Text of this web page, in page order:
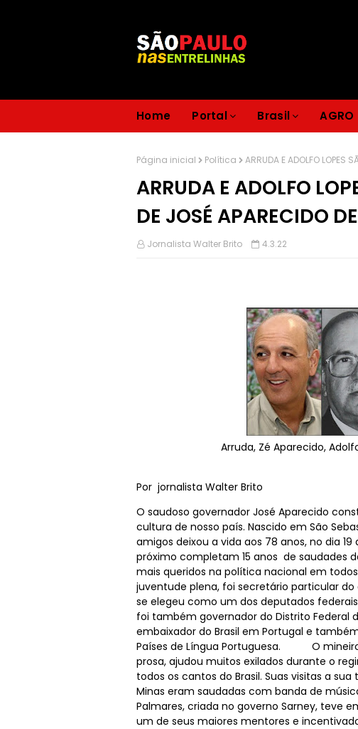
Home Portal Brasil AGRO
Página inicial Política ARRUDA E ADOLFO LOPES
ARRUDA E ADOLFO
DE JOSÉ APARECIDO
Jornalista Walter Brito 4.3.22
Arruda, Zé Aparecido,
Por jornalista Walter Brito
O saudoso governador José Aparecido
cultura de nosso país. Nascido em São
amigos deixou a vida aos 78 anos, no dia
próximo completam 15 anos de saudades
mais queridos na política nacional em
juventude plena, foi secretário particular
se elegeu como um dos deputados
foi também governador do Distrito Federal
embaixador do Brasil em Portugal e
Países de Língua Portuguesa. O mineiro
prosa, ajudou muitos exilados durante o
todos os cantos do Brasil. Suas visitas a
Minas eram saudadas com banda de
Palmares, criada no governo Sarney, teve
um de seus maiores mentores e